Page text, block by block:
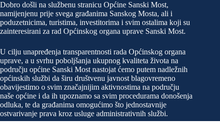
Dobro došli na službenu stranicu Općine Sanski Most,
namijenjenu prije svega građanima Sanskog Mosta, ali i
poduzetnicima, turistima, investitorima i svim ostalima koji su
zainteresirani za rad Općinskog organa uprave Sanski Most.
U cilju unapređenja transparentnosti rada Općinskog organa
uprave, a u svrhu poboljšanja ukupnog kvaliteta života na
području općine Sanski Most nastojat ćemo putem nadležnih
općinskih službi da širu društvenu javnost blagovremeno
obavijestimo o svim značajnijim aktivnostima na području
naše općine i da ih upoznamo sa svim procedurama donošenja
odluka, te da građanima omogućimo što jednostavnije
ostvarivanje prava kroz usluge administrativnih službi.